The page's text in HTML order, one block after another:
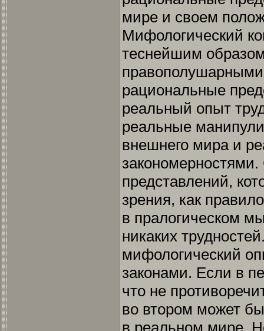
мире и своем
Мифологический
теснейшим
рациональные
реальный опыт
реальные
внешнего мира и
представлений,
зрения, как
в пралогическом
никаких
мифологический
законами. Если в
что не
во втором может
в реальном мире.